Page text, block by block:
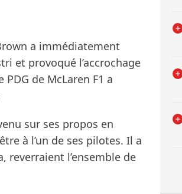
a immédiatement
et provoqué l’accrochage
de McLaren F1 a
sur ses propos en
à l’un de ses pilotes. Il a
reverraient l’ensemble de